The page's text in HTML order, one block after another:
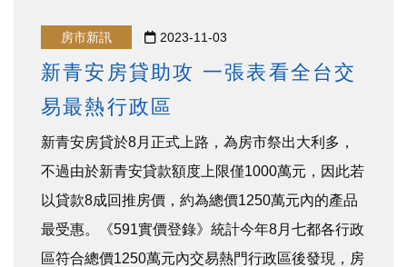
房市新訊 2023-11-03
新青安房貸助攻 一張表看全台交
易最熱行政區
新青安房貸於8月正式上路，為房市祭出大利多，
不過由於新青安貸款額度上限僅1000萬元，因此若
以貸款8成回推房價，約為總價1250萬元內的產品
最受惠。《591實價登錄》統計今年8月七都各行政
區符合總價1250萬元內交易熱門行政區後發現，房